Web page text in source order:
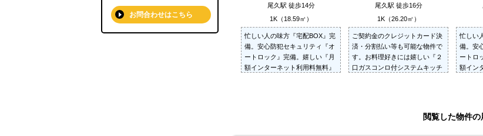
尾久駅 徒歩14分
1K（18.59㎡）
忙しい人の味方『宅配BOX』完
備。安心防犯セキュリティ『オ
ートロック』完備。嬉しい『月
額インターネット利用料無料』
尾久駅 徒歩16分
1K（26.20㎡）
ご契約金のクレジットカード決
済・分割払い等も可能な物件で
す。お料理好きには嬉しい『２
口ガスコンロ付システムキッチ
忙しい
備。安
ートロ
額イン
閲覧した物件の
お問合わせはこちら